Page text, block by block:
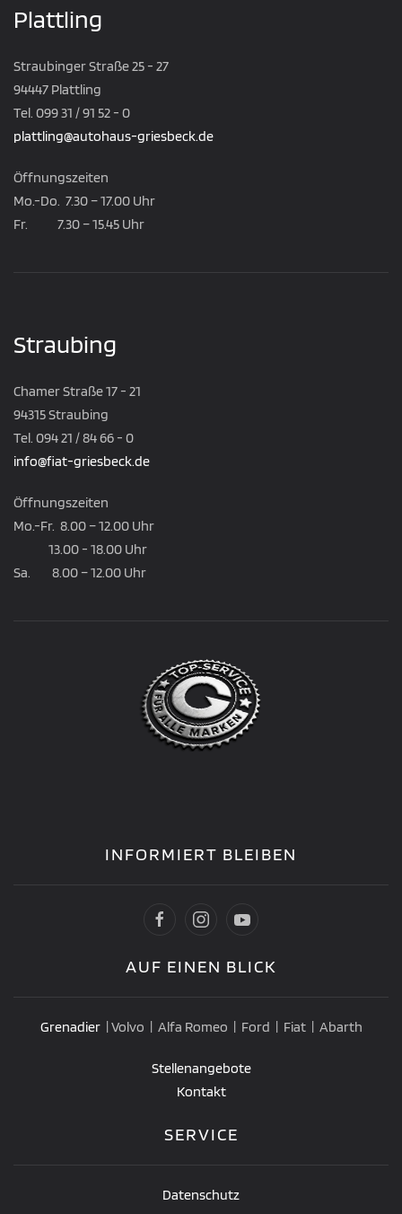
Plattling
Straubinger Straße 25 - 27
94447 Plattling
Tel. 099 31 / 91 52 - 0
plattling@autohaus-griesbeck.de
Öffnungszeiten
Mo.-Do. 7.30 – 17.00 Uhr
Fr. 7.30 – 15.45 Uhr
Straubing
Chamer Straße 17 - 21
94315 Straubing
Tel. 094 21 / 84 66 - 0
info@fiat-griesbeck.de
Öffnungszeiten
Mo.-Fr. 8.00 – 12.00 Uhr
13.00 - 18.00 Uhr
Sa. 8.00 – 12.00 Uhr
INFORMIERT BLEIBEN
AUF EINEN BLICK
Grenadier| Volvo | Alfa Romeo | Ford | Fiat | Abarth
Stellenangebote
Kontakt
SERVICE
Datenschutz